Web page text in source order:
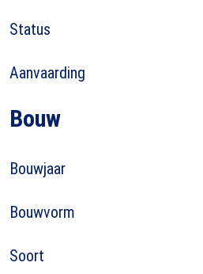
Status
Aanvaarding
Bouw
Bouwjaar
Bouwvorm
Soort